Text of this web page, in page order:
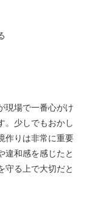
現場で一番心がけ
。少しでもおかし
作りは非常に重要
違和感を感じたと
守る上で大切だと